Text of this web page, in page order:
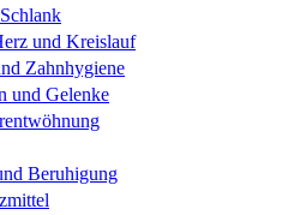
und Kreislauf
Zahnhygiene
und Gelenke
Beruhigung